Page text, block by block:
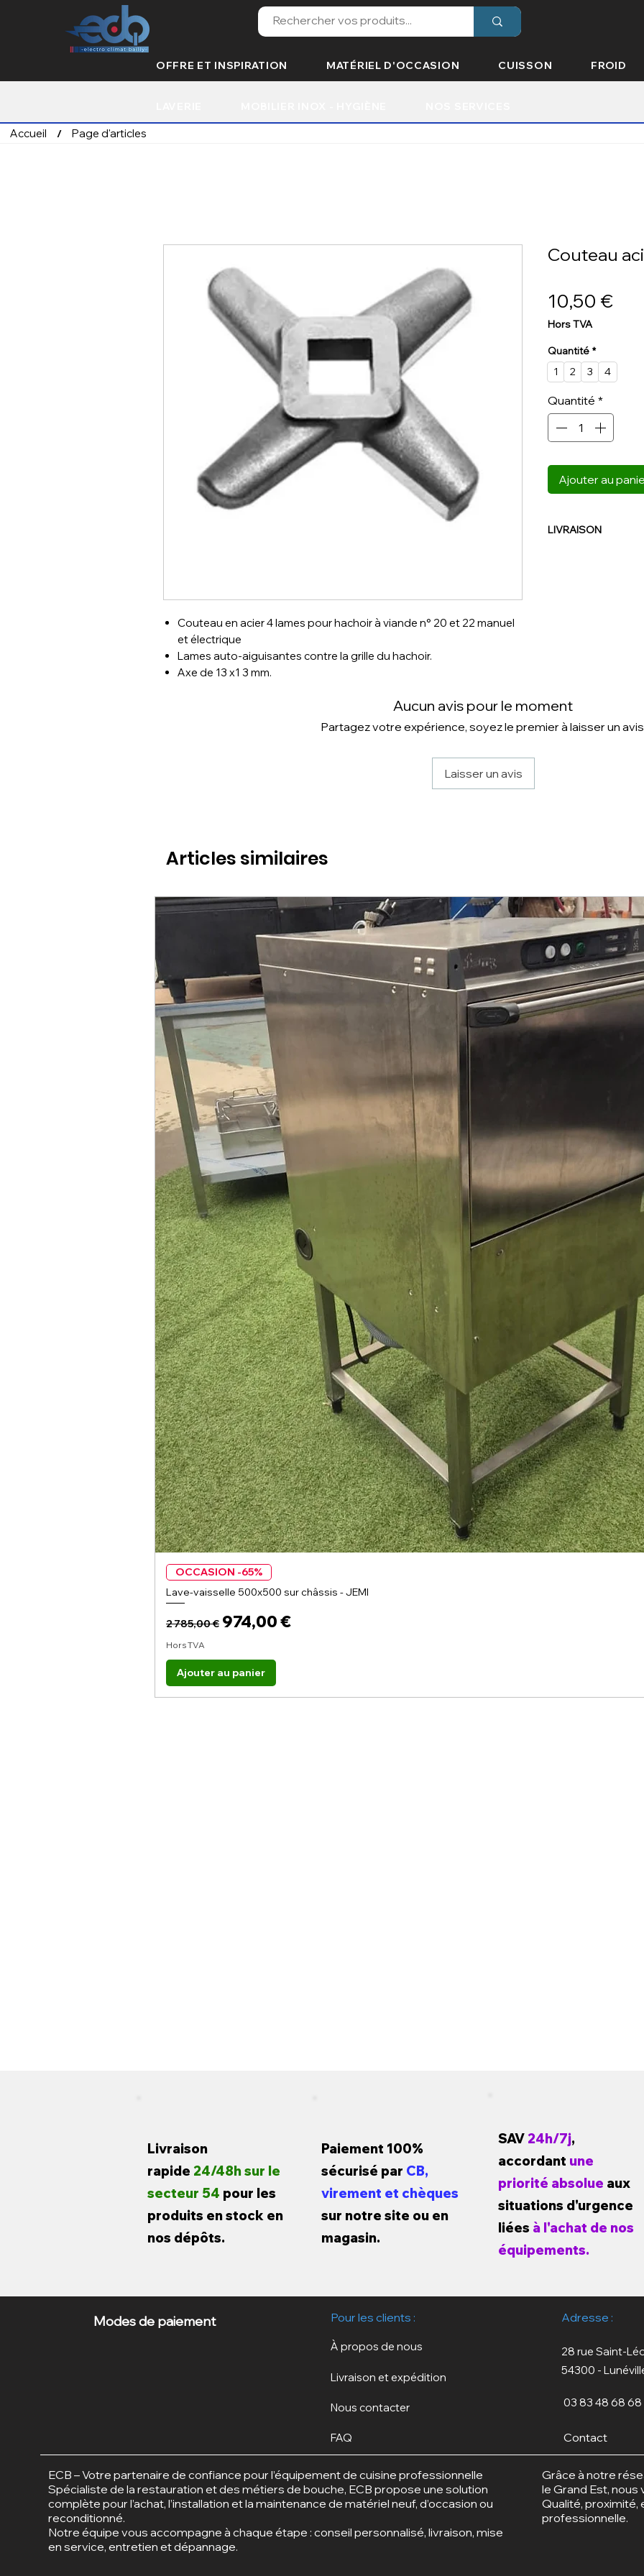
OFFRE ET INSPIRATION MATÉRIEL D'OCCASION CUISSON FROID
Accueil / Page d'articles
Couteau en acier 4 lames pour hachoir à viande n° 20 et 22 manuel
et électrique
Lames auto-aiguisantes contre la grille du hachoir.
Axe de 13 x1 3 mm.
Couteau
10,50 €Prix
Hors TVA
Quantité *
1 2 3 4
Quantité *
Ajouter au
LIVRAISON
Aucun avis pour le moment
Partagez votre expérience, soyez le premier à laisser un
Laisser un avis
Articles similaires
OCCASION -65%
Lave-vaisselle 500x500 sur châssis - JEMI
Prix original
2 785,00 € Prix promotionnel
974,00 €
Hors TVA
Ajouter au panier
Livraison
rapide 24/48h sur le
secteur 54 pour les
produits en stock en
nos dépôts.
Paiement 100%
sécurisé par CB,
virement et chèques
sur notre site ou en
magasin.
SAV 24h/7j,
accordant une
priorité absolue aux
situations d'urgence
liées à l'achat de nos
équipements.
Modes de paiement Pour les clients :
À propos de nous
Livraison et expédition
Nous contacter
FAQ
Adresse :
28 rue Saint-
54300 -
03 83 48 68 68
Contact
Grâce à notre
le Grand Est,
Qualité, proximité,
professionnelle.
ECB – Votre partenaire de confiance pour l’équipement de cuisine professionnelle
Spécialiste de la restauration et des métiers de bouche, ECB propose une solution
complète pour l’achat, l’installation et la maintenance de matériel neuf, d’occasion ou
reconditionné.
Notre équipe vous accompagne à chaque étape : conseil personnalisé, livraison, mise
en service, entretien etdépannage.